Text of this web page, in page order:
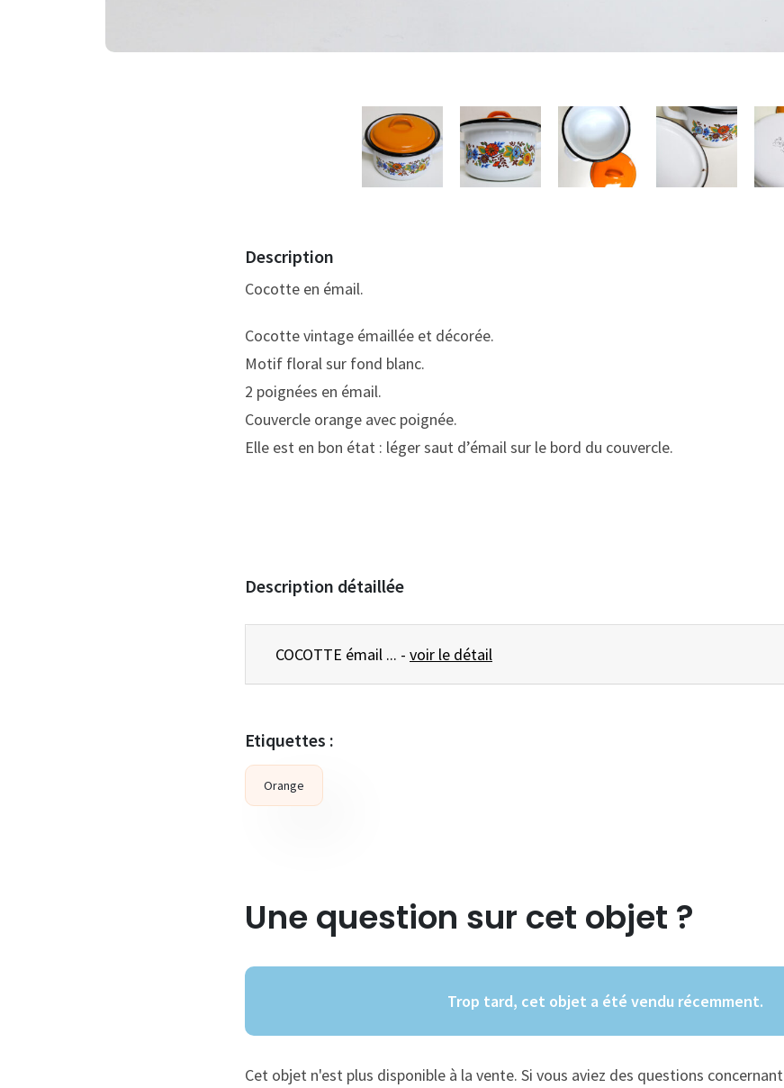
Description
Cocotte en émail.
Cocotte vintage émaillée et décorée.
Motif floral sur fond blanc.
2 poignées en émail.
Couvercle orange avec poignée.
Elle est en bon état : léger saut d’émail sur le bord du couvercle.
Description détaillée
COCOTTE émail ... - voir le détail
Etiquettes :
Orange
Une question sur cet objet ?
Trop tard, cet objet a été vendu récemment.
Cet objet n'est plus disponible à la vente. Si vous aviez des questions